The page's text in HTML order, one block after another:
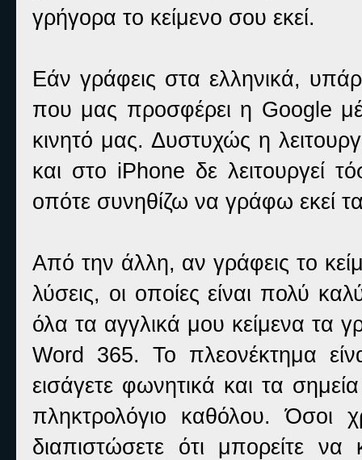
γρήγορα το κείμενο σου εκεί.
Εάν γράφεις στα ελληνικά,
που μας προσφέρει η Google
κινητό μας. Δυστυχώς η
και στο iPhone δε λειτουργεί
οπότε συνηθίζω να γράφω εκεί
Από την άλλη, αν γράφεις το
λύσεις, οι οποίες είναι πολύ
όλα τα αγγλικά μου κείμενα τα
Word 365. Το πλεονέκτημα
εισάγετε φωνητικά και τα
πληκτρολόγιο καθόλου. Όσοι
διαπιστώσετε ότι μπορείτε